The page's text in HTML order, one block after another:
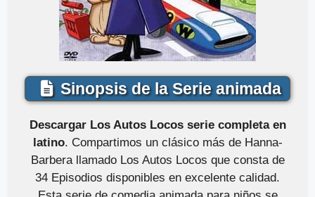
Sinopsis de la Serie animada
Descargar Los Autos Locos serie completa en
latino. Compartimos un clásico más de Hanna-
Barbera llamado Los Autos Locos que consta de
34 Episodios disponibles en excelente calidad.